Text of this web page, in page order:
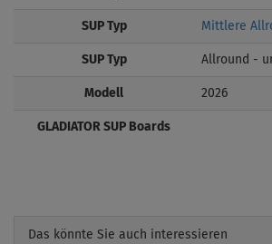
SUP Typ Mittlere
SUP Typ Allround -
Modell 2026
GLADIATOR SUP Boards
Das könnte Sie auch interessieren